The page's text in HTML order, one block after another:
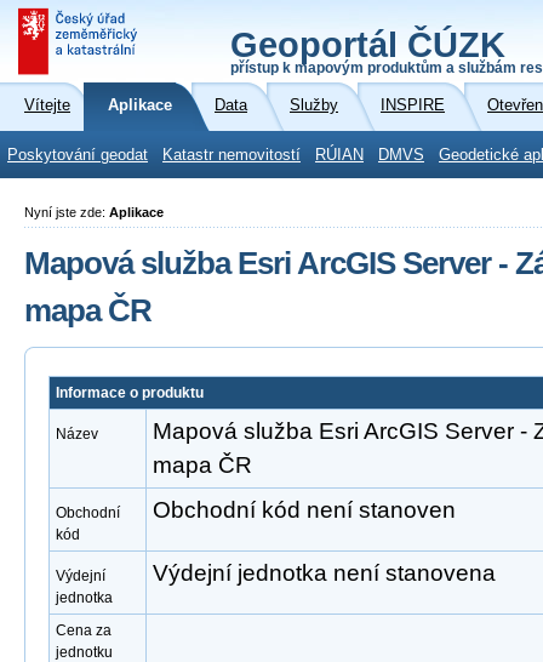
Geoportál ČÚZK
přístup k mapovým produktům a službám
Vítejte Aplikace Data Služby INSPIRE
Poskytování geodat Katastr nemovitostí RÚIAN DMVS Geodetické
Nyní jste zde: Aplikace
Mapová služba Esri ArcGIS Server -
mapa ČR
Informace o produktu
Název
Mapová služba Esri ArcGIS Server -
mapa ČR
Obchodní
kód
Obchodní kód není stanoven
Výdejní
jednotka
Výdejní jednotka není stanovena
Cena za
jednotku